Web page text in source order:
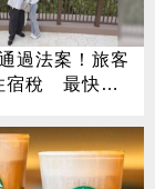
過法案！旅客
宿稅 最快